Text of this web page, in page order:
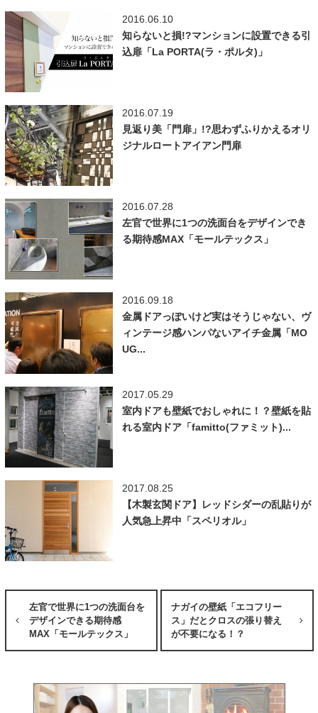
2016.06.10
知らないと損!?マンションに設置できる引
込扉「La PORTA(ラ・ポルタ)」
2016.07.19
見返り美「門扉」!?思わずふりかえるオリ
ジナルロートアイアン門扉
2016.07.28
左官で世界に1つの洗面台をデザインでき
る期待感MAX「モールテックス」
2016.09.18
金属ドアっぽいけど実はそうじゃない、ヴ
ィンテージ感ハンパないアイチ金属「MO
UG...
2017.05.29
室内ドアも壁紙でおしゃれに！？壁紙を貼
れる室内ドア「famitto(ファミット)...
2017.08.25
【木製玄関ドア】レッドシダーの乱貼りが
人気急上昇中「スペリオル」
左官で世界に1つの洗面台を
デザインできる期待感
MAX「モールテックス」
ナガイの壁紙「エコフリー
ス」だとクロスの張り替え
が不要になる！？